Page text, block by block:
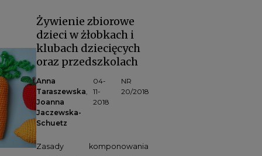
Żywienie zbiorowe
dzieci w żłobkach i
klubach dziecięcych
oraz przedszkolach
Anna
Taraszewska,
Joanna
Jaczewska-
Schuetz
04-
11-
2018
NR
20/2018
Zasady komponowania